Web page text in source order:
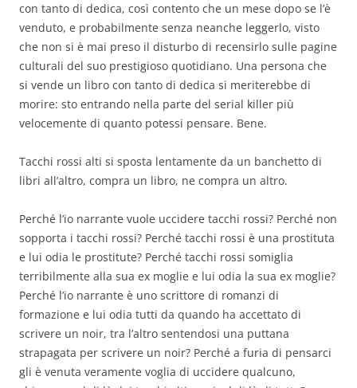
con tanto di dedica, così contento che un mese dopo se l’è
venduto, e probabilmente senza neanche leggerlo, visto
che non si è mai preso il disturbo di recensirlo sulle pagine
culturali del suo prestigioso quotidiano. Una persona che
si vende un libro con tanto di dedica si meriterebbe di
morire: sto entrando nella parte del serial killer più
velocemente di quanto potessi pensare. Bene.
Tacchi rossi alti si sposta lentamente da un banchetto di
libri all’altro, compra un libro, ne compra un altro.
Perché l’io narrante vuole uccidere tacchi rossi? Perché non
sopporta i tacchi rossi? Perché tacchi rossi è una prostituta
e lui odia le prostitute? Perché tacchi rossi somiglia
terribilmente alla sua ex moglie e lui odia la sua ex moglie?
Perché l’io narrante è uno scrittore di romanzi di
formazione e lui odia tutti da quando ha accettato di
scrivere un noir, tra l’altro sentendosi una puttana
strapagata per scrivere un noir? Perché a furia di pensarci
gli è venuta veramente voglia di uccidere qualcuno,